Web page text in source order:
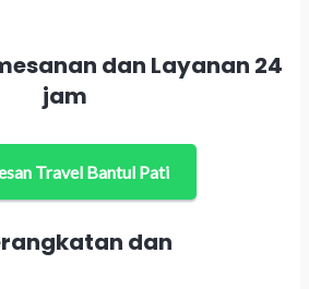
dan Layanan 24
jam
Travel Bantul Pati
dan